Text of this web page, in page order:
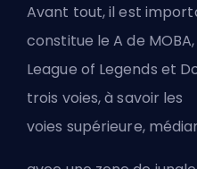
Avant tout, il est
constitue le A de
League of Legends et
trois voies, à savoir les
voies supérieure,